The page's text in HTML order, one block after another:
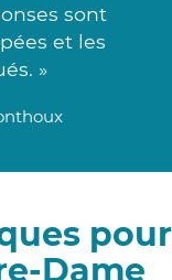
sont
et les
»
pour
Dame